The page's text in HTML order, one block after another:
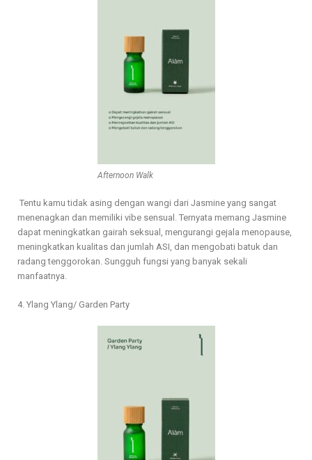
Afternoon Walk
Tentu kamu tidak asing dengan wangi dari Jasmine yang sangat
menenagkan dan memiliki vibe sensual. Ternyata memang Jasmine
dapat meningkatkan gairah seksual, mengurangi gejala menopause,
meningkatkan kualitas dan jumlah ASI, dan mengobati batuk dan
radang tenggorokan. Sungguh fungsi yang banyak sekali
manfaatnya.
4. Ylang Ylang/ Garden Party